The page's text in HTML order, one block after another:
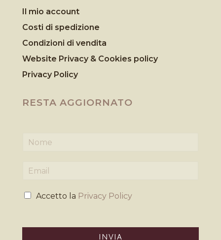
Il mio account
Costi di spedizione
Condizioni di vendita
Website Privacy & Cookies policy
Privacy Policy
RESTA AGGIORNATO
m
iP
Accetto la Privacy Policy
INVIA